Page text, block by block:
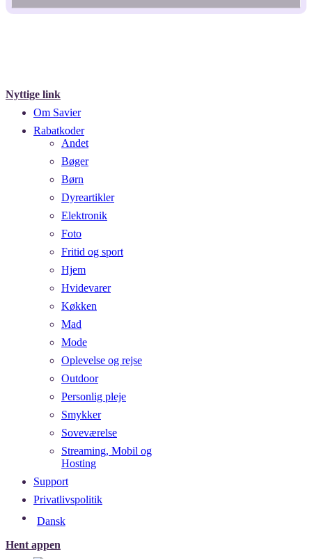
Nyttige link
Om Savier
Rabatkoder
Andet
Bøger
Børn
Dyreartikler
Elektronik
Foto
Fritid og sport
Hjem
Hvidevarer
Køkken
Mad
Mode
Oplevelse og rejse
Outdoor
Personlig pleje
Smykker
Soveværelse
Streaming, Mobil og
Hosting
Support
Privatlivspolitik
Dansk
Hent appen